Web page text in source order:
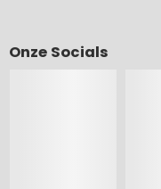
Onze Socials